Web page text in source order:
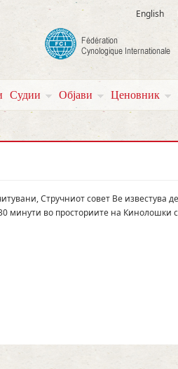
English
Судии Објави Ценовник
Стручниот совет Ве известува
минути во просториите на Кинолошки